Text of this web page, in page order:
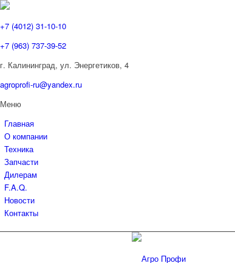
+7 (4012) 31-10-10
+7 (963) 737-39-52
г. Калининград, ул. Энергетиков, 4
agroprofi-ru@yandex.ru
Меню
Главная
О компании
Техника
Запчасти
Дилерам
F.A.Q.
Новости
Контакты